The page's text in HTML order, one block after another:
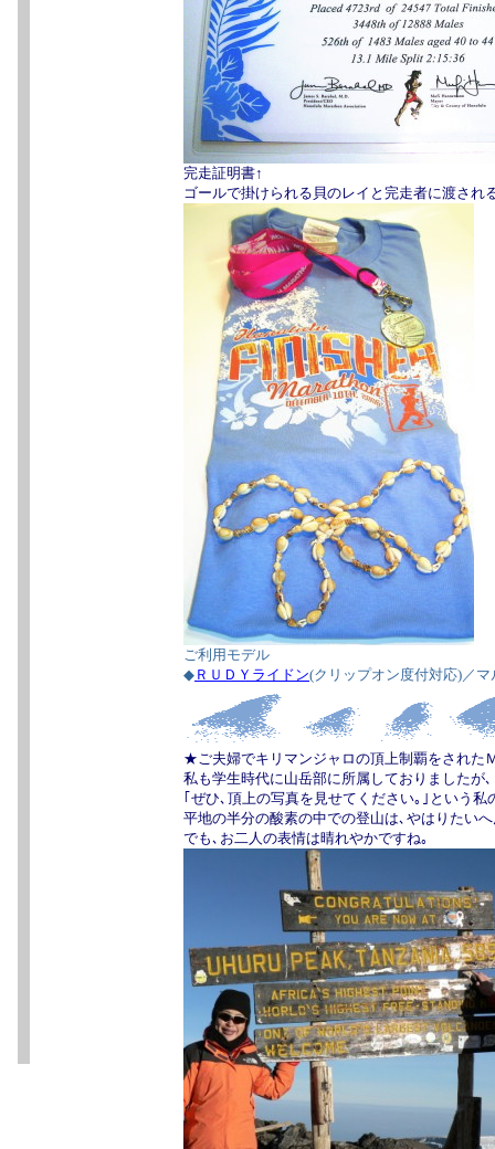
完走証明書↑
ゴールで掛けられる貝のレイと完走者に渡され
ご利用モデル
◆ ＲＵＤＹライドン(クリップオン度付対応)／
★ご夫婦でキリマンジャロの頂上制覇をされた
私も学生時代に山岳部に所属しておりましたが
｢ぜひ､頂上の写真を見せてください｡｣という
平地の半分の酸素の中での登山は､やはりたい
でも､お二人の表情は晴れやかですね｡